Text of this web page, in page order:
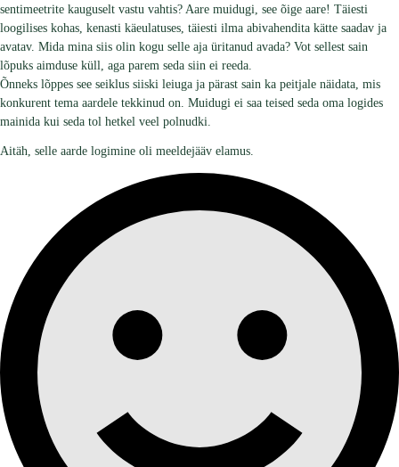
sentimeetrite kauguselt vastu vahtis? Aare muidugi, see õige aare! Täiesti
loogilises kohas, kenasti käeulatuses, täiesti ilma abivahendita kätte saadav ja
avatav. Mida mina siis olin kogu selle aja üritanud avada? Vot sellest sain
lõpuks aimduse küll, aga parem seda siin ei reeda.
Õnneks lõppes see seiklus siiski leiuga ja pärast sain ka peitjale näidata, mis
konkurent tema aardele tekkinud on. Muidugi ei saa teised seda oma logides
mainida kui seda tol hetkel veel polnudki.
Aitäh, selle aarde logimine oli meeldejääv elamus.